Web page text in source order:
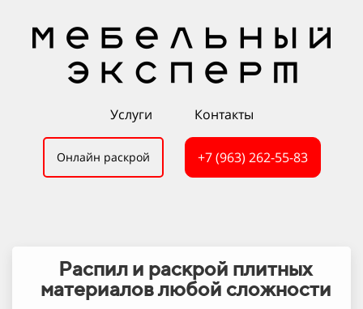
Услуги Контакты
Онлайн раскрой +7 (963) 262-55-83
Распил и раскрой плитных
материалов любой сложности